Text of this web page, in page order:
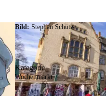
Bild: Stephan Schütze
Kategorie
Wochenmarkt